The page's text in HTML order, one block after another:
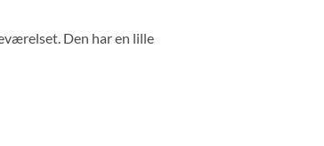
Den har en lille